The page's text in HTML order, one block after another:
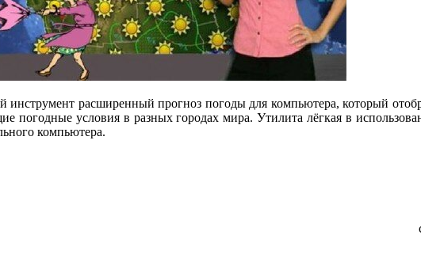
инструмент расширенный прогноз погоды для компьютера, который
погодные условия в разных городах мира. Утилита лёгкая в
компьютера.